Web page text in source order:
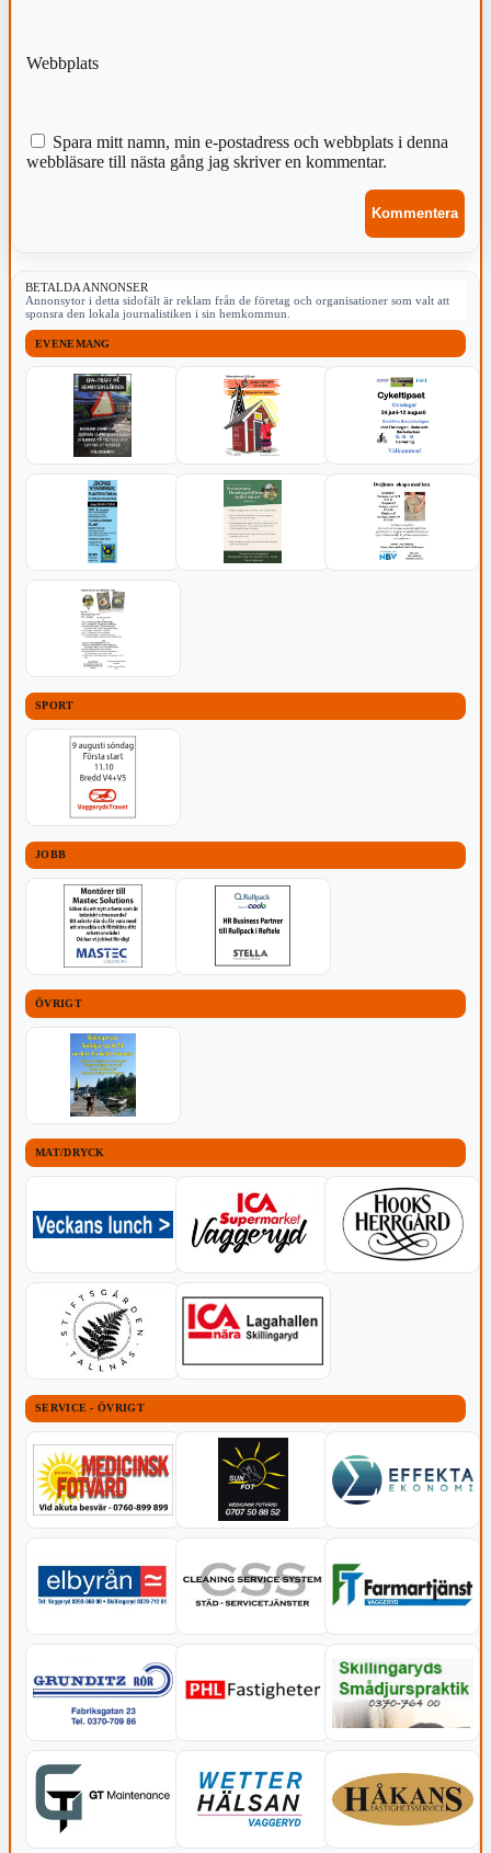
Webbplats
Spara mitt namn, min e-postadress och webbplats i denna
webbläsare till nästa gång jag skriver en kommentar.
BETALDA ANNONSER
Annonsytor i detta sidofält är reklam från de företag och organisationer som valt att
sponsra den lokala journalistiken i sin hemkommun.
EVENEMANG
SPORT
JOBB
ÖVRIGT
MAT/DRYCK
SERVICE - ÖVRIGT